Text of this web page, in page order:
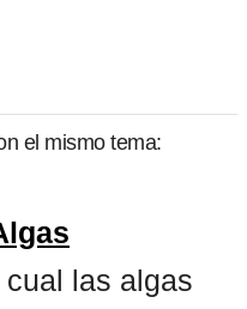
el mismo tema:
las algas